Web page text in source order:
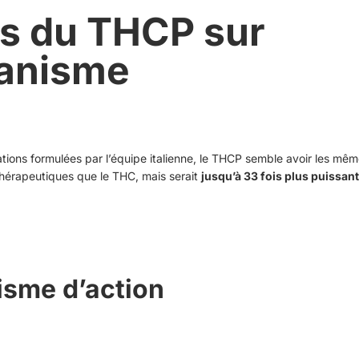
du THCP sur
formulées par l’équipe italienne, le THCP semble avoir les
que le THC, mais serait jusqu’à 33 fois plus puissant
d’action